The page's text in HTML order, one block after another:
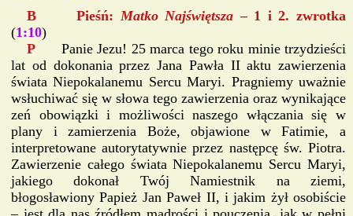
B Pieśń:Matko Najświętsza– 1 i 2. zwrotka
(1:10)
P Panie Jezu! 25 marca tego roku minie trzydzieści
lat od dokonania przez Jana Pawła II aktu zawierzenia
świata Niepokalanemu Sercu Maryi. Pragniemy uważnie
wsłuchiwać się w słowa tego zawierzenia oraz wynikające
zeń obowiązki i możliwości naszego włączania się w
plany i zamierzenia Boże, objawione w Fatimie, a
interpretowane autorytatywnie przez następcę św. Piotra.
Zawierzenie całego świata Niepokalanemu Sercu Maryi,
jakiego dokonał Twój Namiestnik na ziemi,
błogosławiony Papież Jan Paweł II, i jakim żył osobiście